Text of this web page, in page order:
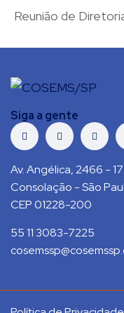
Reunião de
Siga a gente
Av. Angélica, 2466 -
Consolação - São
CEP 01228-200
55 11 3083-7225